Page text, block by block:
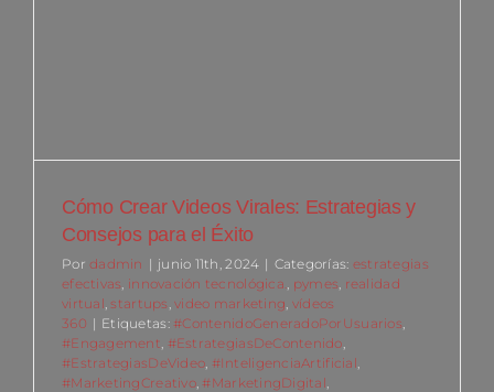
Cómo Crear Videos Virales: Estrategias y
Consejos para el Éxito
Pordadmin | junio 11th, 2024 | Categorías: estrategias
efectivas innovación tecnológica. pymes realidad
virtual ,startups ,video marketing vídeos
360 | Etiquetas: #ContenidoGeneradoPorUsuarios
#Engagement
#EstrategiasDeContenido
#EstrategiasDeVideo #InteligenciaArtificial
#MarketingCreativo, #MarketingDigital